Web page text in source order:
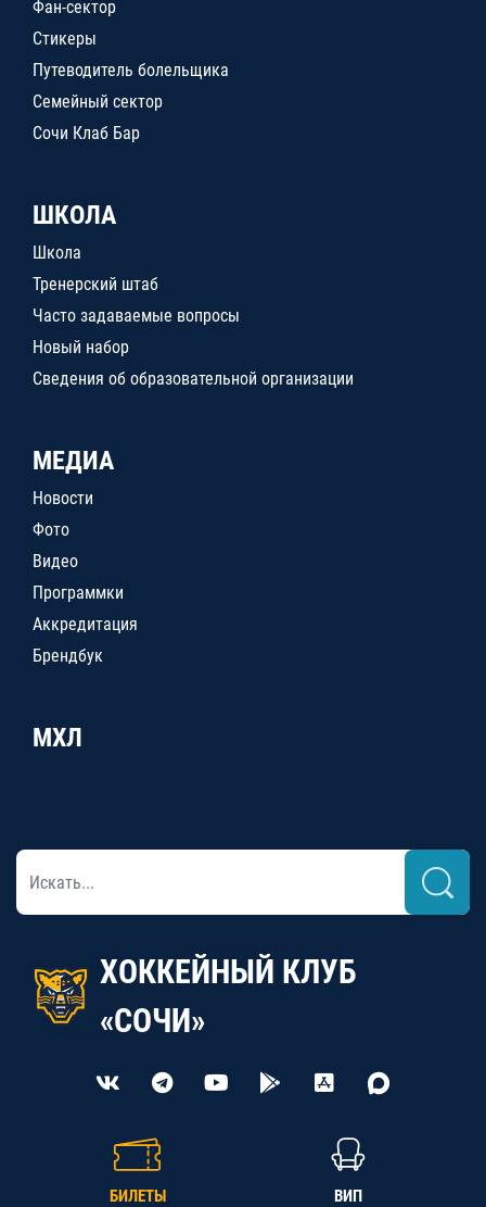
Фан-сектор
Стикеры
Путеводитель болельщика
Семейный сектор
Сочи Клаб Бар
ШКОЛА
Школа
Тренерский штаб
Часто задаваемые вопросы
Новый набор
Сведения об образовательной организации
МЕДИА
Новости
Фото
Видео
Программки
Аккредитация
Брендбук
МХЛ
ХОККЕЙНЫЙ КЛУБ
«СОЧИ»
БИЛЕТЫ ВИП